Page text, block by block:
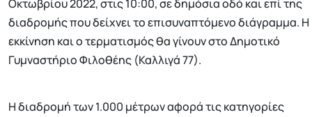
Οκτωβρίου 2022, στις 10:00, σε δημόσια οδό και επί της
διαδρομής που δείχνει το επισυναπτόμενο διάγραμμα. Η
εκκίνηση και ο τερματισμός θα γίνουν στο Δημοτικό
Γυμναστήριο Φιλοθέης (Καλλιγά 77).
Η διαδρομή των 1.000 μέτρων αφορά τις κατηγορίες